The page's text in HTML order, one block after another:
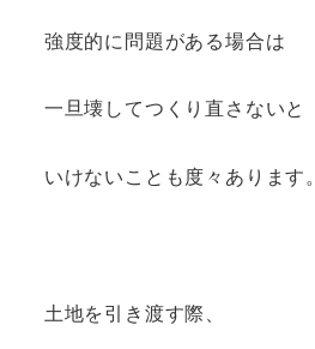
強度的に問題がある場合は
一旦壊してつくり直さないと
いけないことも度々あります。
土地を引き渡す際、